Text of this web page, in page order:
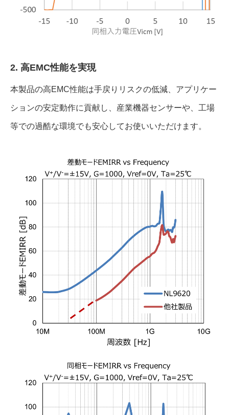
2. 高EMC性能を実現
本製品の高EMC性能は手戻りリスクの低減、アプリケー
ションの安定動作に貢献し、産業機器センサーや、工場
等での過酷な環境でも安心してお使いいただけます。